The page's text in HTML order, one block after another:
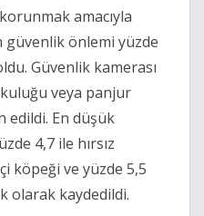
amacıyla
güvenlik önlemi yüzde
Güvenlik kamerası
veya panjur
edildi. En düşük
4,7 ile hırsız
köpeği ve yüzde 5,5
olarak kaydedildi.